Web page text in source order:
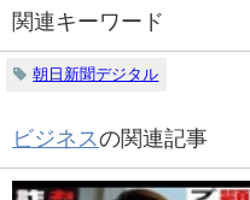
関連キーワード
朝日新聞デジタル
ビジネスの関連記事